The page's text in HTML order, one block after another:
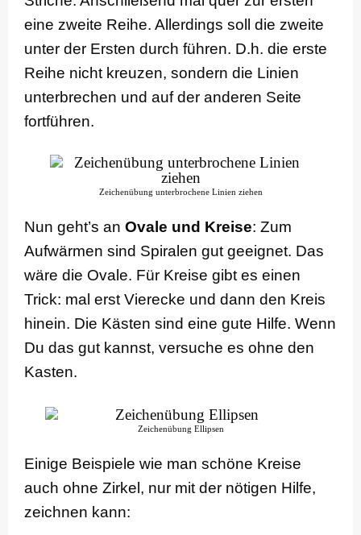
eine zweite Reihe. Allerdings soll die zweite
unter der Ersten durch führen. D.h. die erste
Reihe nicht kreuzen, sondern die Linien
unterbrechen und auf der anderen Seite
fortführen.
Zeichenübung unterbrochene Linien ziehen
Nun geht’s an Ovale und Kreise: Zum
Aufwärmen sind Spiralen gut geeignet. Das
wäre die Ovale. Für Kreise gibt es einen
Trick: mal erst Vierecke und dann den Kreis
hinein. Die Kästen sind eine gute Hilfe. Wenn
Du das gut kannst, versuche es ohne den
Kasten.
Zeichenübung Ellipsen
Einige Beispiele wie man schöne Kreise
auch ohne Zirkel, nur mit der nötigen Hilfe,
zeichnen kann: